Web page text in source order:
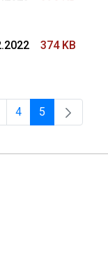
374 KB
Página
4 Página
5